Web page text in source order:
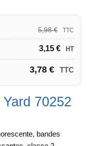
5,98€ TTC
3,15 € HT
3,78 € TTC
70252
bandes